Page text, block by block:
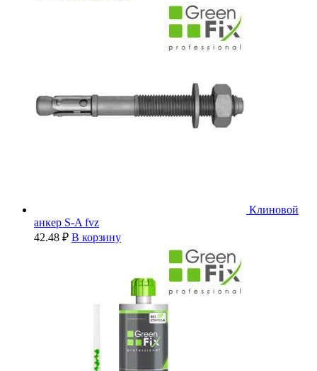
Клиновой
анкер S-A fvz
42.48 ₽ В корзину